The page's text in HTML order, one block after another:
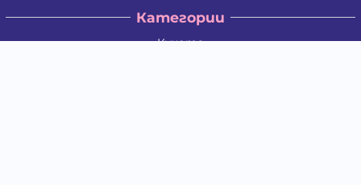
Категории
Кучета